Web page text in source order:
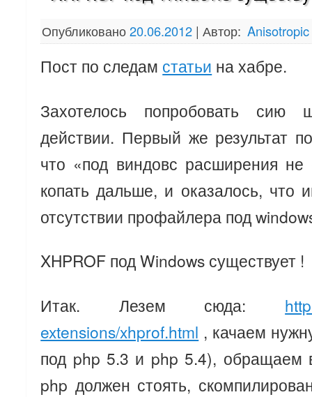
Опубликовано 20.06.2012 |Автор: Anisotropic
Пост по следам статьи на хабре.
Захотелось попробовать сию
действии. Первый же результат
что «под виндовс расширения не
копать дальше, и оказалось, что
отсутствии профайлера под
XHPROF под Windows существует !
Итак. Лезем сюда:
extensions/xhprof.html , качаем
под php 5.3 и php 5.4), обращаем
php должен стоять,